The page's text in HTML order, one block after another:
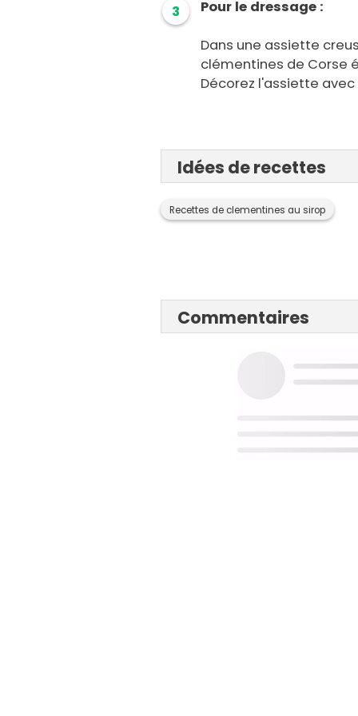
3 Pour le dressage :
Dans une assiette
clémentines de Corse
Décorez l'assiette
Idées de recettes
Recettes de clementines au sirop
Commentaires